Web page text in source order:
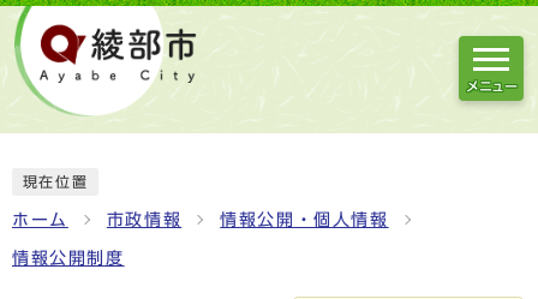
メニュー
現在位置
ホーム 市政情報 情報公開・個人情報
情報公開制度